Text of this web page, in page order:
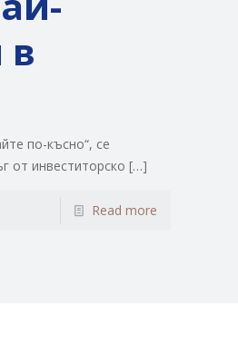
в
по-късно“, се
от инвеститорско […]
Read more